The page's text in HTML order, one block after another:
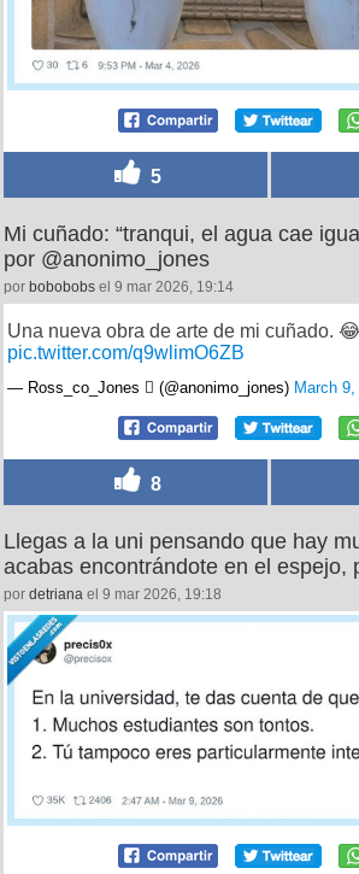
5
Mi cuñado: “tranqui, el agua cae
por @anonimo_jones
por bobobobs el 9 mar 2026, 19:14
Una nueva obra de arte de mi cuñado.
pic.twitter.com/q9wlimO6ZB
— Ross_co_Jones  (@anonimo_jones) March
8
Llegas a la uni pensando que hay
acabas encontrándote en el espejo,
por detriana el 9 mar 2026, 19:18